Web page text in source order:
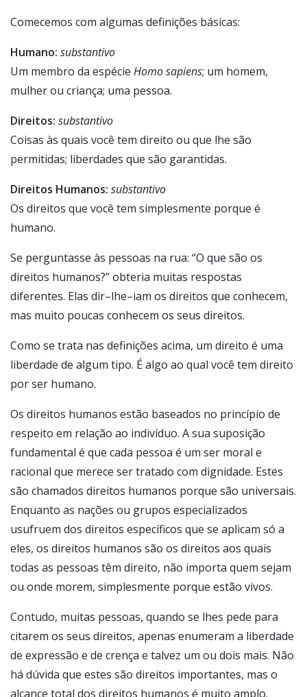
Comecemos com algumas definições básicas:
Humano: substantivo
Um membro da espécie Homo sapiens; um homem,
mulher ou criança; uma pessoa.
Direitos: substantivo
Coisas às quais você tem direito ou que lhe são
permitidas; liberdades que são garantidas.
Direitos Humanos: substantivo
Os direitos que você tem simplesmente porque é
humano.
Se perguntasse às pessoas na rua: “O que são os
direitos humanos?” obteria muitas respostas
diferentes. Elas dir–lhe–iam os direitos que conhecem,
mas muito poucas conhecem os seus direitos.
Como se trata nas definições acima, um direito é uma
liberdade de algum tipo. É algo ao qual você tem direito
por ser humano.
Os direitos humanos estão baseados no princípio de
respeito em relação ao indivíduo. A sua suposição
fundamental é que cada pessoa é um ser moral e
racional que merece ser tratado com dignidade. Estes
são chamados direitos humanos porque são universais.
Enquanto as nações ou grupos especializados
usufruem dos direitos específicos que se aplicam só a
eles, os direitos humanos são os direitos aos quais
todas as pessoas têm direito, não importa quem sejam
ou onde morem, simplesmente porque estão vivos.
Contudo, muitas pessoas, quando se lhes pede para
citarem os seus direitos, apenas enumeram a liberdade
de expressão e de crença e talvez um ou dois mais. Não
há dúvida que estes são direitos importantes, mas o
alcance total dos direitos humanos é muito amplo.